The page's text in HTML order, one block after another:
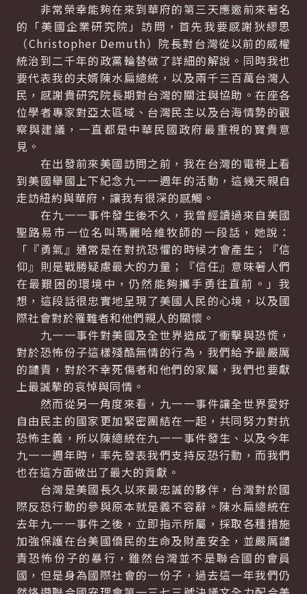
非常榮幸能夠在來到華府的第三天應邀前來著名
的「美國企業研究院」訪問，首先我要感謝狄繆思
（Christopher Demuth）院長對台灣從以前的威權
統治到二千年的政黨輪替做了詳細的解說。同時我也
要代表我的夫婿陳水扁總統，以及兩千三百萬台灣人
民，感謝貴研究院長期對台灣的關注與協助。在座各
位學者專家對亞太區域、台灣民主以及台海情勢的觀
察與建議，一直都是中華民國政府最重視的寶貴意
見。
在出發前來美國訪問之前，我在台灣的電視上看
到美國舉國上下紀念九一一週年的活動，這幾天親自
走訪紐約與華府，讓我有很深的感觸。
在九一一事件發生後不久，我曾經讀過來自美國
聖路易市一位名叫瑪麗哈維牧師的一段話，她說：
「『勇氣』通常是在對抗恐懼的時候才會產生；『信
仰』則是戰勝疑慮最大的力量；『信任』意味著人們
在最艱困的環境中，仍然能夠攜手勇往直前。」我
想，這段話很忠實地呈現了美國人民的心境，以及國
際社會對於罹難者和他們親人的關懷。
九一一事件對美國及全世界造成了衝擊與恐慌，
對於恐怖份子這樣殘酷無情的行為，我們給予最嚴厲
的譴責，對於不幸死傷者和他們的家屬，我們也要獻
上最誠摰的哀悼與同情。
然而從另一角度來看，九一一事件讓全世界愛好
自由民主的國家更加緊密團結在一起，共同努力對抗
恐怖主義，所以陳總統在九一一事件發生、以及今年
九一一週年時，率先發表我們支持反恐行動，而我們
也在這方面做出了最大的貢獻。
台灣是美國長久以來最忠誠的夥伴，台灣對於國
際反恐行動的參與原本就是義不容辭。陳水扁總統在
去年九一一事件之後，立即指示所屬，採取各種措施
加強保護在台美國僑民的生命及財產安全，並嚴厲譴
責恐怖份子的暴行，雖然台灣並不是聯合國的會員
國，但是身為國際社會的一份子，過去這一年我們仍